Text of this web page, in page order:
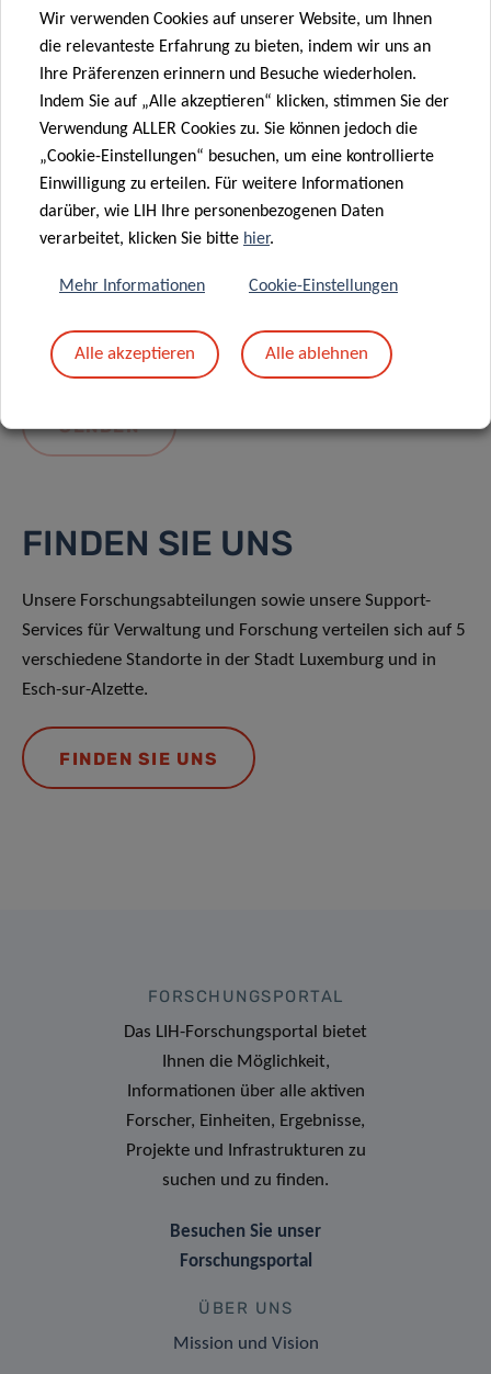
Mit dem Absenden Ihrer Nachricht erklären Sie
Datenschutzrichtlinie.
FINDEN SIE UNS
Unsere Forschungsabteilungen sowie unsere Support-
Services für Verwaltung und Forschung verteilen sich auf 5
verschiedene Standorte in der Stadt Luxemburg und in
Esch-sur-Alzette.
FINDEN SIE UNS
FORSCHUNGSPORTAL
Das LIH-Forschungsportal bietet
Ihnen die Möglichkeit,
Informationen über alle aktiven
Forscher, Einheiten, Ergebnisse,
Projekte und Infrastrukturen zu
suchen und zu finden.
Besuchen Sie unser
Forschungsportal
ÜBER UNS
Mission und Vision
Wir verwenden Cookies auf unserer Website, um Ihnen
die relevanteste Erfahrung zu bieten, indem wir uns an
Ihre Präferenzen erinnern und Besuche wiederholen.
Indem Sie auf „Alle akzeptieren“ klicken, stimmen Sie der
Verwendung ALLER Cookies zu. Sie können jedoch die
„Cookie-Einstellungen“ besuchen, um eine kontrollierte
Einwilligung zu erteilen. Für weitere Informationen
darüber, wie LIH Ihre personenbezogenen Daten
verarbeitet, klicken Sie bitte hier.
Mehr Informationen Cookie-Einstellungen
Alle akzeptieren Alle ablehnen